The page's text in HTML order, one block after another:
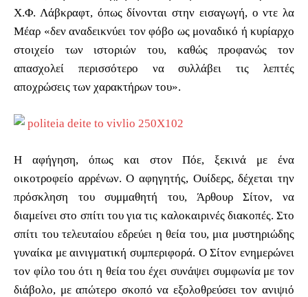
Χ.Φ. Λάβκραφτ, όπως δίνονται στην εισαγωγή, ο ντε λα
Μέαρ «δεν αναδεικνύει τον φόβο ως μοναδικό ή κυρίαρχο
στοιχείο των ιστοριών του, καθώς προφανώς τον
απασχολεί περισσότερο να συλλάβει τις λεπτές
αποχρώσεις των χαρακτήρων του».
Η αφήγηση, όπως και στον Πόε, ξεκινά με ένα
οικοτροφείο αρρένων. Ο αφηγητής, Ουίδερς, δέχεται την
πρόσκληση του συμμαθητή του, Άρθουρ Σίτον, να
διαμείνει στο σπίτι του για τις καλοκαιρινές διακοπές. Στο
σπίτι του τελευταίου εδρεύει η θεία του, μια μυστηριώδης
γυναίκα με αινιγματική συμπεριφορά. Ο Σίτον ενημερώνει
τον φίλο του ότι η θεία του έχει συνάψει συμφωνία με τον
διάβολο, με απώτερο σκοπό να εξολοθρεύσει τον ανιψιό